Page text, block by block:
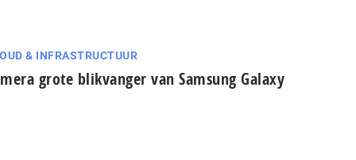
& INFRASTRUCTUUR
grote blikvanger van Samsung Galaxy